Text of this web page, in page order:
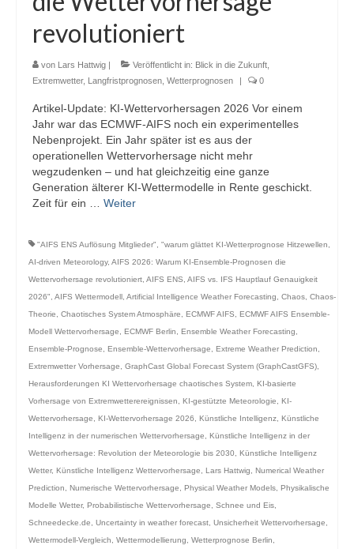
Webcams
Winterdienst
Glossar
Datenschutz
Impressum
revolutioniert
von Lars Hattwig | Veröffentlicht in: Blick in die Zukunft
Extremwetter, Langfristprognosen Wetterprognosen | 0
Artikel-Update: KI-Wettervorhersagen 2026 Vor einem
Jahr war das ECMWF-AIFS noch ein experimentelles
Nebenprojekt. Ein Jahr später ist es aus der
operationellen Wettervorhersage nicht mehr
wegzudenken – und hat gleichzeitig eine ganze
Generation älterer KI-Wettermodelle in Rente geschickt.
Zeit für ein … Weiter
"AIFS ENS Auflösung Mitglieder" "warum glättet KI-Wetterprognose Hitzewellen
AI-driven Meteorology, AIFS 2026: Warum KI-Ensemble-Prognosen die
Wettervorhersage revolutioniert AIFS ENS AIFS vs. IFS Hauptlauf Genauigkeit
2026" AIFS Wettermodell Artificial Intelligence Weather Forecasting Chaos Chaos-
Theorie
Chaotisches System Atmosphäre ECMWF AIFS
ECMWF AIFS Ensemble-
Modell Wettervorhersage
ECMWF Berlin Ensemble Weather Forecasting
Ensemble-Prognose
Ensemble-Wettervorhersage Extreme Weather Prediction
Extremwetter Vorhersage
GraphCast Global Forecast System (GraphCastGFS)
Herausforderungen KI Wettervorhersage chaotisches System KI-basierte
Vorhersage von Extremwetterereignissen
KI-gestützte Meteorologie
KI-
Wettervorhersage
KI-Wettervorhersage 2026 Künstliche Intelligenz Künstliche
Intelligenz in der numerischen Wettervorhersage
Künstliche Intelligenz in der
Wettervorhersage: Revolution der Meteorologie bis 2030
Künstliche Intelligenz
Wetter, Künstliche Intelligenz Wettervorhersage Lars Hattwig
Numerical Weather
Prediction
Numerische Wettervorhersage Physical Weather Models Physikalische
Modelle Wetter, Probabilistische Wettervorhersage Schnee und Eis
Schneedecke.de
Uncertainty in weather forecast Unsicherheit Wettervorhersage
Wettermodell-Vergleich
Wettermodellierung Wetterprognose Berlin